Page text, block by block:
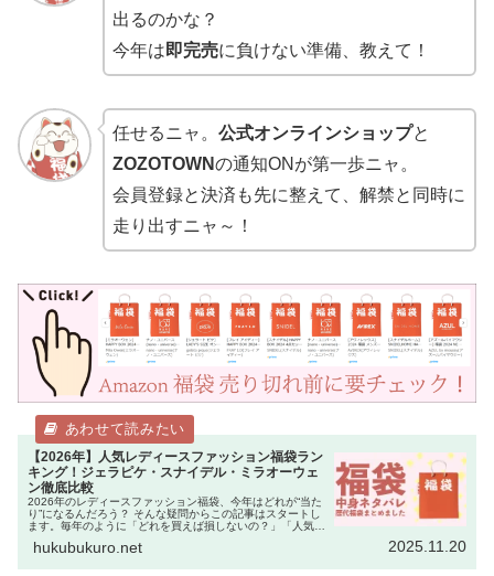
出るのかな？
今年は即完売に負けない準備、教えて！
任せるニャ。 公式オンラインショップと
ZOZOTOWNの通知ONが第一歩ニャ。
会員登録と決済も先に整えて、解禁と同時に
走り出すニャ～！
【2026年】人気レディースファッション福袋ラン
キング！ジェラピケ・スナイデル・ミラオーウェ
ン徹底比較
2026年のレディースファッション福袋、今年はどれが“当た
り”になるんだろう？ そんな疑問からこの記事はスタートし
ます。毎年のように「どれを買えば損しないの？」「人気ブ
聞きます。 実際、…
hukubukuro.net 2025.11.20